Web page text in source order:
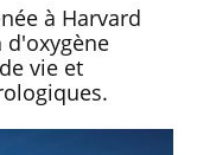
à Harvard
d'oxygène
vie et